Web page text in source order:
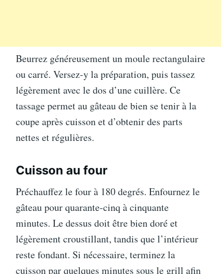
Beurrez généreusement un moule rectangulaire
ou carré. Versez-y la préparation, puis tassez
légèrement avec le dos d’une cuillère. Ce
tassage permet au gâteau de bien se tenir à la
coupe après cuisson et d’obtenir des parts
nettes et régulières.
Cuisson au four
Préchauffez le four à 180 degrés. Enfournez le
gâteau pour quarante-cinq à cinquante
minutes. Le dessus doit être bien doré et
légèrement croustillant, tandis que l’intérieur
reste fondant. Si nécessaire, terminez la
cuisson par quelques minutes sous le grill afin